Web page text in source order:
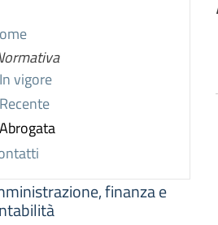
In vigore
Recente
Abrogata
finanza e